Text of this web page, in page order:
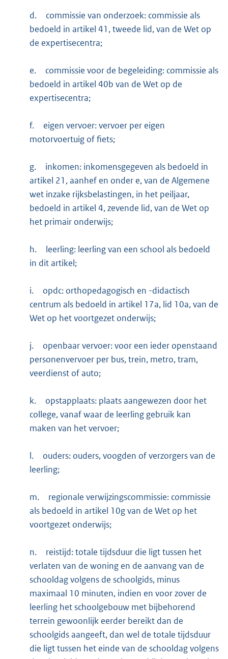
d.
commissie van onderzoek: commissie als
bedoeld in artikel 41, tweede lid, van de Wet op
de expertisecentra;
e.
commissie voor de begeleiding: commissie als
bedoeld in artikel 40b van de Wet op de
expertisecentra;
f.
eigen vervoer: vervoer per eigen
motorvoertuig of fiets;
g.
inkomen: inkomensgegeven als bedoeld in
artikel 21, aanhef en onder e, van de Algemene
wet inzake rijksbelastingen, in het peiljaar,
bedoeld in artikel 4, zevende lid, van de Wet op
het primair onderwijs;
h.
leerling: leerling van een school als bedoeld
in dit artikel;
i.
opdc: orthopedagogisch en -didactisch
centrum als bedoeld in artikel 17a, lid 10a, van de
Wet op het voortgezet onderwijs;
j.
openbaar vervoer: voor een ieder openstaand
personenvervoer per bus, trein, metro, tram,
veerdienst of auto;
k.
opstapplaats: plaats aangewezen door het
college, vanaf waar de leerling gebruik kan
maken van het vervoer;
l.
ouders: ouders, voogden of verzorgers van de
leerling;
m.
regionale verwijzingscommissie: commissie
als bedoeld in artikel 10g van de Wet op het
voortgezet onderwijs;
n.
reistijd: totale tijdsduur die ligt tussen het
verlaten van de woning en de aanvang van de
schooldag volgens de schoolgids, minus
maximaal 10 minuten, indien en voor zover de
leerling het schoolgebouw met bijbehorend
terrein gewoonlijk eerder bereikt dan de
schoolgids aangeeft, dan wel de totale tijdsduur
die ligt tussen het einde van de schooldag volgens